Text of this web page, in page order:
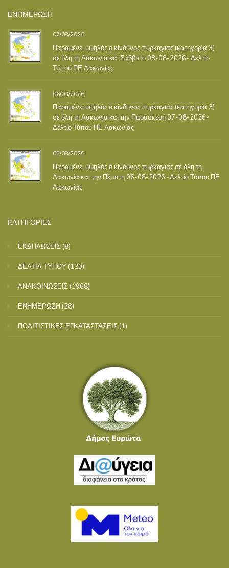
ΕΝΗΜΕΡΩΣΗ
07/08/2026
Παραμένει υψηλός ο κίνδυνος πυρκαγιάς (κατηγορία 3)
σε όλη τη Λακωνία και Σάββατο 08-08-2026- Δελτίο
Τύπου ΠΕ Λακωνίας
06/08/2026
Παραμένει υψηλός ο κίνδυνος πυρκαγιάς (κατηγορία 3)
σε όλη τη Λακωνία και την Παρασκευή 07-08-2026-
Δελτίο Τύπου ΠΕ Λακωνίας
05/08/2026
Παραμένει υψηλός ο κίνδυνος πυρκαγιάς σε όλη τη
Λακωνία και την Πέμπτη 06-08-2026 -Δελτίο Τύπου ΠΕ
Λακωνίας
ΚΑΤΗΓΟΡΙΕΣ
ΕΚΔΗΛΩΣΕΙΣ (8)
ΔΕΛΤΙΑ ΤΥΠΟΥ (120)
ΑΝΑΚΟΙΝΩΣΕΙΣ (1968)
ΕΝΗΜΕΡΩΣΗ (28)
ΠΟΛΙΤΙΣΤΙΚΕΣ ΕΓΚΑΤΑΣΤΑΣΕΙΣ (1)